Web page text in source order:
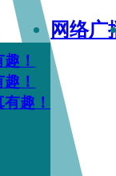
！
！
趣！
网络广